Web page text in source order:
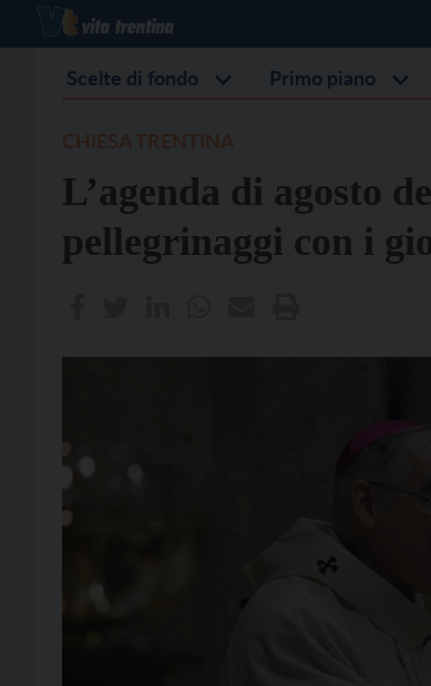
Scelte di fondo Primo piano
L’agenda di agosto
pellegrinaggi con i